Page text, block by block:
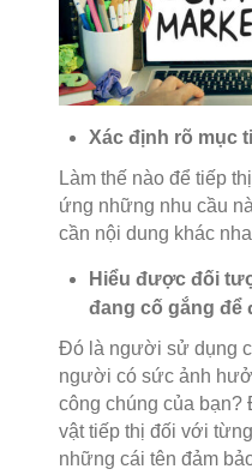
Xác định rõ mục
Làm thế nào để tiếp
ứng những nhu cầu
cần nội dung khác
Hiểu được đối
đang cố gắng để
Đó là người sử dụng
người có sức ảnh
công chúng của bạn?
vật tiếp thị đối với
những cái tên đảm